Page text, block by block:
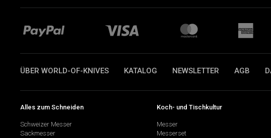
ÜBER WORLD-OF-KNIVES KATALOG NEWSLETTER AGB
Alles zum Schneiden
Schweizer Messer
Sackmesser
Koch- und Tischkultur
Messer
Messerset